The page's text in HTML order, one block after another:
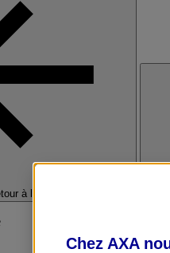
à la section précédente
Chez AXA